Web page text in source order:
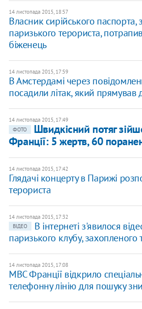
14 листопада 2015, 18:57
Власник сирійського паспорта,
паризького терориста,
біженець
14 листопада 2015, 17:59
В Амстердамі через
посадили літак, який
14 листопада 2015, 17:49
ФОТО
Швидкісний потяг
Франції: 5 жертв, 60
14 листопада 2015, 17:42
Глядачі концерту в Парижі
терориста
14 листопада 2015, 17:32
ВІДЕО
В інтернеті з'явилося
паризького клубу, захопленого
14 листопада 2015, 17:08
МВС Франції відкрило
телефонну лінію для пошуку